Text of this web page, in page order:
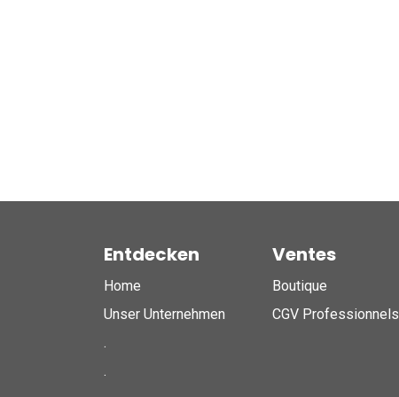
Entdecken
Home
Unser Unternehmen
.
.
Ventes
Boutique
CGV Professionnels